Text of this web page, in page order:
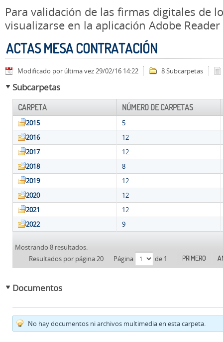
Para validación de las firmas digitales de
visualizarse en la aplicación Adobe Reader
ACTAS MESA CONTRATACIÓN
Modificado por última vez 29/02/16 14:22 8 Subcarpetas
Subcarpetas
CARPETA NÚMERO DE CARPETAS
2015
5
2016
12
2017
12
2018
8
2019
12
2020
12
2021
12
2022
9
Mostrando 8 resultados.
Resultados por página 20
Página de 1 PRIMERO
Documentos
No hay documentos ni archivos multimedia en esta carpeta.